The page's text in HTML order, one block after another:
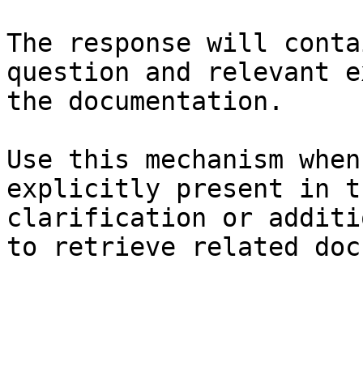
The response will
question and relevant
the documentation.
Use this mechanism
explicitly present in
clarification or